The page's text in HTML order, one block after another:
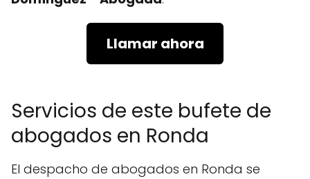
Llamar ahora
Servicios de este bufete de
abogados en Ronda
El despacho de abogados en Ronda se